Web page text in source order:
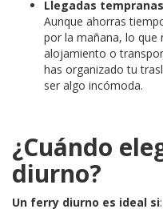
Llegadas tempranas
Aunque ahorras
por la mañana, lo que
alojamiento o
has organizado tu
ser algo incómoda.
¿Cuándo
diurno?
Un ferry diurno es ideal si: